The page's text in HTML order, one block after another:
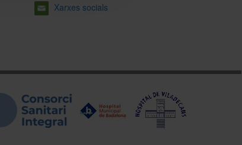
Xarxes socials